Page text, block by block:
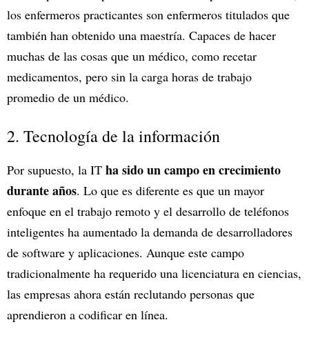
los enfermeros practicantes son enfermeros titulados que
también han obtenido una maestría. Capaces de hacer
muchas de las cosas que un médico, como recetar
medicamentos, pero sin la carga horas de trabajo
promedio de un médico.
2. Tecnología de la información
Por supuesto, la IT ha sido un campo en crecimiento
durante años. Lo que es diferente es que un mayor
enfoque en el trabajo remoto y el desarrollo de teléfonos
inteligentes ha aumentado la demanda de desarrolladores
de software y aplicaciones. Aunque este campo
tradicionalmente ha requerido una licenciatura en ciencias,
las empresas ahora están reclutando personas que
aprendieron a codificar en línea.